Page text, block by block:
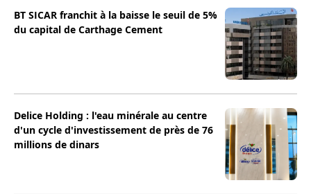
BT SICAR franchit à la baisse le seuil de 5%
du capital de Carthage Cement
Delice Holding : l'eau minérale au centre
d'un cycle d'investissement de près de 76
millions de dinars